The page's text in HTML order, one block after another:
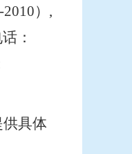
2010） ,
：
具体